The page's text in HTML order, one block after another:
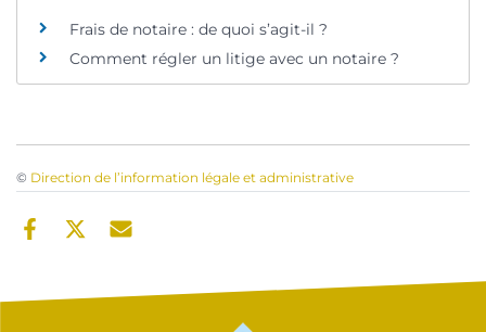
Frais de notaire : de quoi s’agit-il ?
Comment régler un litige avec un notaire ?
© Direction de l’information légale et administrative